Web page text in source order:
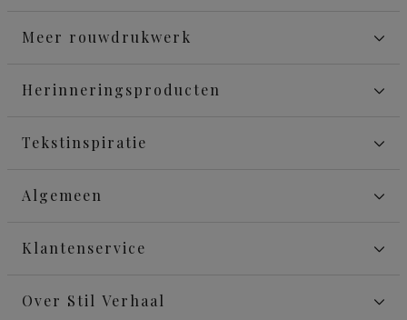
Meer rouwdrukwerk
Herinneringsproducten
Tekstinspiratie
Algemeen
Klantenservice
Over Stil Verhaal